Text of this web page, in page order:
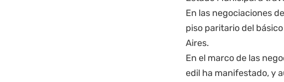
En las negociaciones
piso paritario del
Aires.
En el marco de las
edil ha manifestado, y